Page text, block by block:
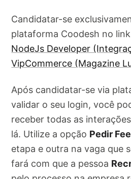
Candidatar-se
plataforma Coodesh no
NodeJs Developer
VipCommerce (Magazine
Após candidatar-se via
validar o seu login, você
receber todas as
lá. Utilize a opção Pedir
etapa e outra na vaga que
fará com que a pessoa